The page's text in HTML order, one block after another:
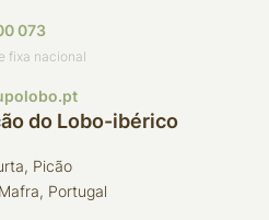
073
fixa nacional
do Lobo-ibérico
Picão
Portugal